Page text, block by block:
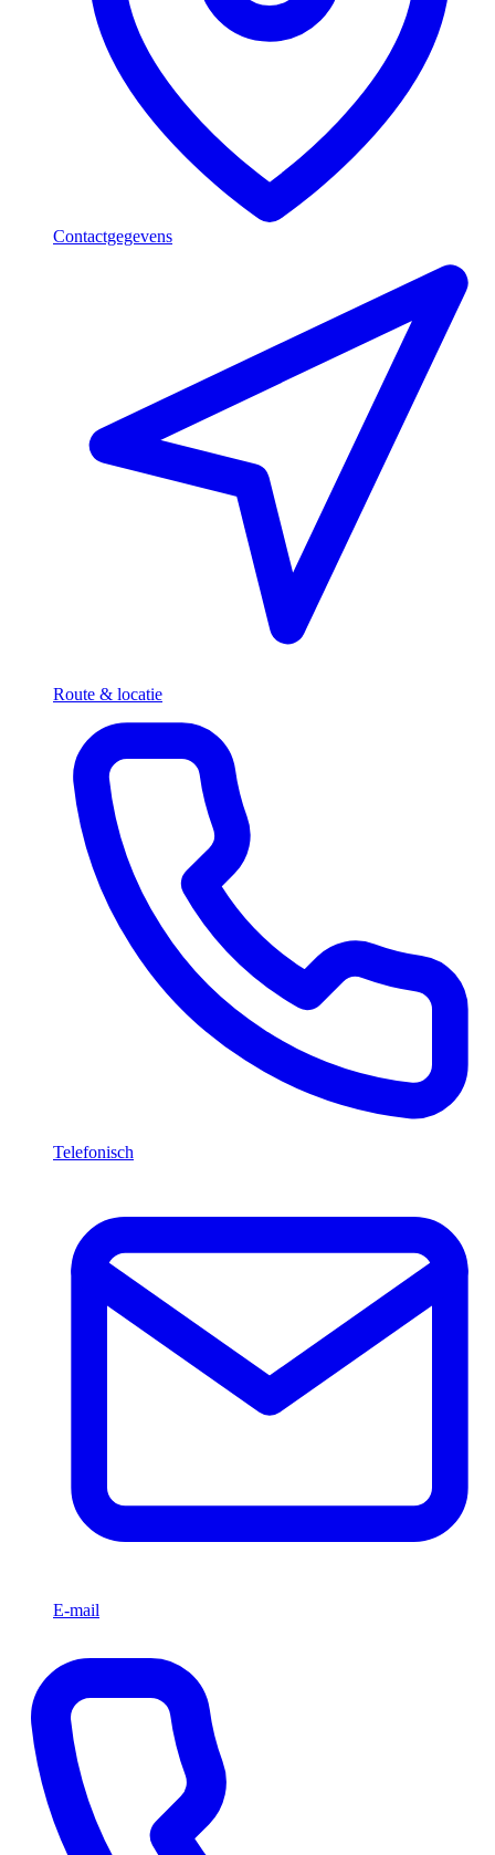
Contactgegevens
Route & locatie
Telefonisch
E-mail